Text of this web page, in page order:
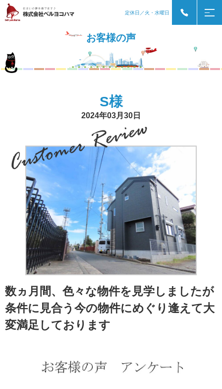
定休日／火・水曜日
お客様の声
S様
2024年03月30日
数ヵ月間、色々な物件を見学しましたが
条件に見合う今の物件にめぐり逢えて大
変満足しております